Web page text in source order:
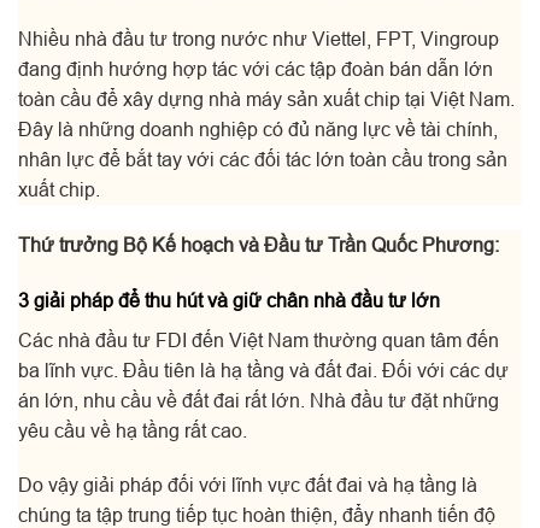
Nhiều nhà đầu tư trong nước như Viettel, FPT, Vingroup
đang định hướng hợp tác với các tập đoàn bán dẫn lớn
toàn cầu để xây dựng nhà máy sản xuất chip tại Việt Nam.
Đây là những doanh nghiệp có đủ năng lực về tài chính,
nhân lực để bắt tay với các đối tác lớn toàn cầu trong sản
xuất chip.
Thứ trưởng Bộ Kế hoạch và Đầu tư Trần Quốc Phương:
3 giải pháp để thu hút và giữ chân nhà đầu tư lớn
Các nhà đầu tư FDI đến Việt Nam thường quan tâm đến
ba lĩnh vực. Đầu tiên là hạ tầng và đất đai. Đối với các dự
án lớn, nhu cầu về đất đai rất lớn. Nhà đầu tư đặt những
yêu cầu về hạ tầng rất cao.
Do vậy giải pháp đối với lĩnh vực đất đai và hạ tầng là
chúng ta tập trung tiếp tục hoàn thiện, đẩy nhanh tiến độ